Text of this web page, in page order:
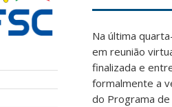
Na última
em reunião
finalizada e
formalmente a
do Programa de